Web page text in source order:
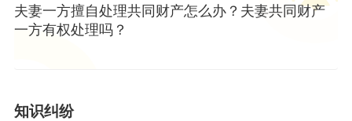
夫妻一方擅自处理共同财产怎么办？夫妻共同财产
一方有权处理吗？
知识纠纷